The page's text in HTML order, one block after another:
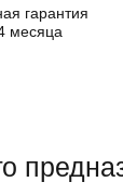
гарантия
месяца